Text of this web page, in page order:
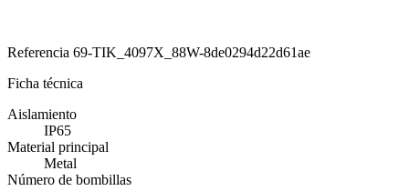
Referencia 69-TIK_4097X_88W-8de0294d22d61ae
Ficha técnica
Aislamiento
IP65
Material principal
Metal
Número de bombillas